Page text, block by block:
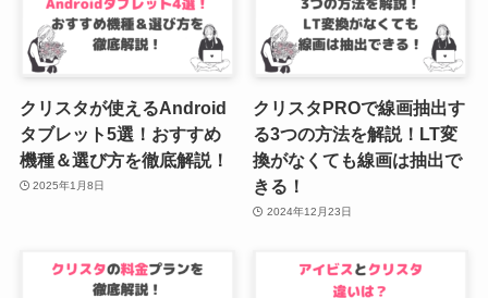
クリスタが使えるAndroid
タブレット5選！おすすめ
機種＆選び方を徹底解説！
2025年1月8日
クリスタPROで線画抽出す
る3つの方法を解説！LT変
換がなくても線画は抽出で
きる！
2024年12月23日